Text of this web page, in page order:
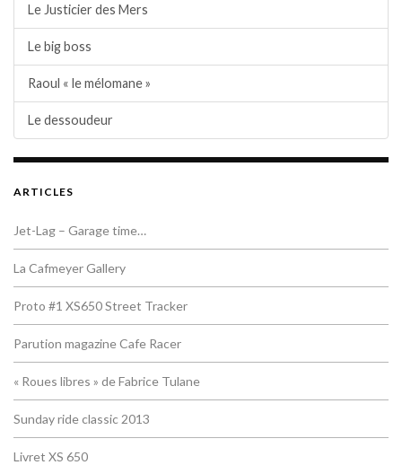
Le Justicier des Mers
Le big boss
Raoul « le mélomane »
Le dessoudeur
ARTICLES
Jet-Lag – Garage time…
La Cafmeyer Gallery
Proto #1 XS650 Street Tracker
Parution magazine Cafe Racer
« Roues libres » de Fabrice Tulane
Sunday ride classic 2013
Livret XS 650